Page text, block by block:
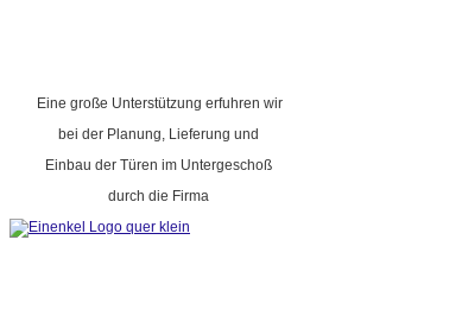
Eine große Unterstützung erfuhren wir
bei der Planung, Lieferung und
Einbau der Türen im Untergeschoß
durch die Firma